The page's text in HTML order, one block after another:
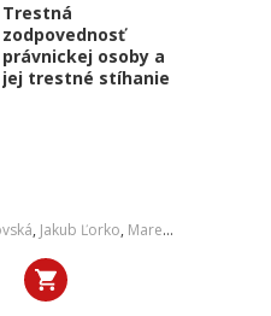
Trestná
zodpovednosť
právnickej osoby a
jej trestné stíhanie
, Jakub Ľorko, Marek Mezei